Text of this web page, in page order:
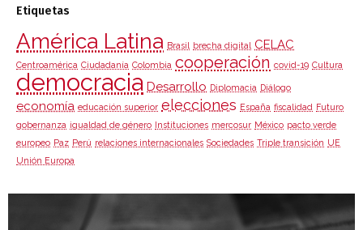
Etiquetas
América Latina Brasil brecha digital CELAC
Centroamérica Ciudadanía Colombia cooperación covid-19 Cultura
democracia Desarrollo Diplomacia Diálogo
economía educación superior elecciones España fiscalidad Futuro
gobernanza igualdad de género Instituciones mercosur México pacto verde
europeo Paz Perú relaciones internacionales Sociedades Triple transición UE
Unión Europa